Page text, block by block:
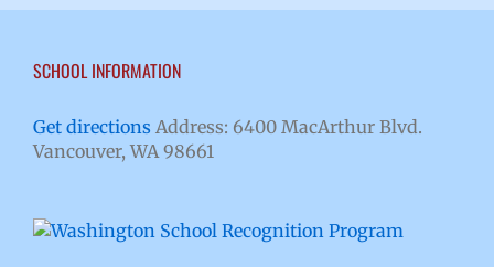
SCHOOL INFORMATION
Get directions Address: 6400 MacArthur Blvd.
Vancouver, WA 98661